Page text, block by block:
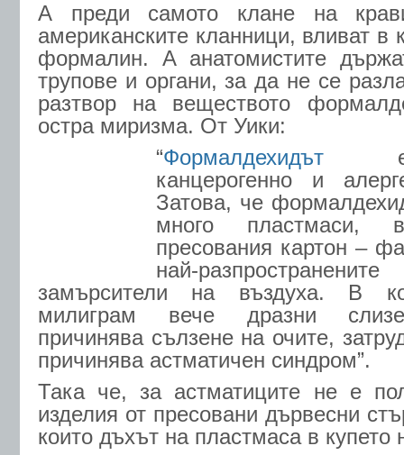
А преди самото клане на
американските кланници, вливат в
формалин. А анатомистите
трупове и органи, за да не се
разтвор на веществото
остра миризма. От Уики:
“Формалдехидът е
канцерогенно и
Затова, че
много
пресования картон –
най-
замърсители на въздуха. В
милиграм вече дразни
причинява сълзене на очите,
причинява астматичен синдром”.
Така че, за астматиците не е
изделия от пресовани дървесни
които дъхът на пластмаса в купето